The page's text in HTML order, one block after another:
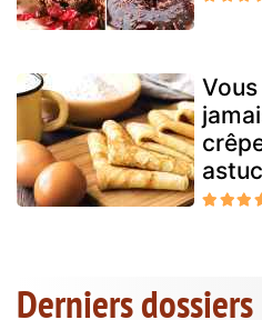
Derniers dossiers